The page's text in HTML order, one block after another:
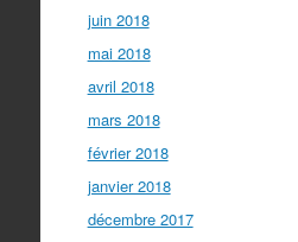
juin 2018
mai 2018
avril 2018
mars 2018
février 2018
janvier 2018
décembre 2017